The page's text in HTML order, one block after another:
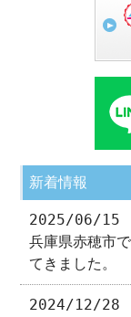
新着情報
2025/06/15
兵庫県赤穂市
てきました。
2024/12/28